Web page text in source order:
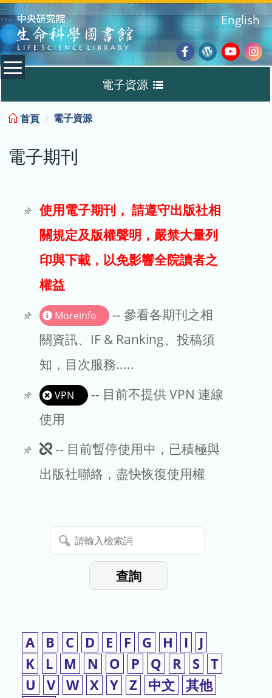
:::
Facebook
Wordpress
English
電子資源
電子期刊
試用
文章處理費
EndNote
首頁 電子資源
電子期刊
使用電子期刊， 請遵守出版社相
關規定及版權聲明，嚴禁大量列
印與下載，以免影響全院讀者之
權益
Moreinfo
-- 參看各期刊之相
關資訊、IF & Ranking、投稿須
知，目次服務.....
VPN
-- 目前不提供 VPN 連線
使用
此
期
暫
停
-- 目前暫停使用中，已積極與
出版社聯絡，盡快恢復使用權
請
輸
查詢
A B C D E F G H I
J
K
L M N O P Q R S T
U
V W X Y Z 中文 其他